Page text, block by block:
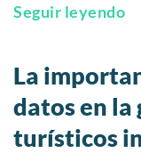
Seguir leyendo
La
datos en la
turísticos